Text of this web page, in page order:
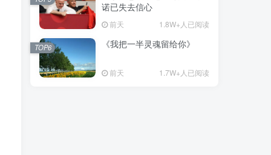
诺已失去信心
前天 1.8W+人已阅读
《我把一半灵魂留给你》
前天 1.7W+人已阅读
TOP6